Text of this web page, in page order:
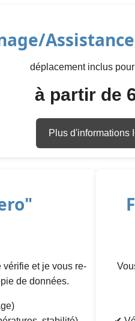
déplacement inclus
à partir de
Plus d'informations
et je vous re-
de données.